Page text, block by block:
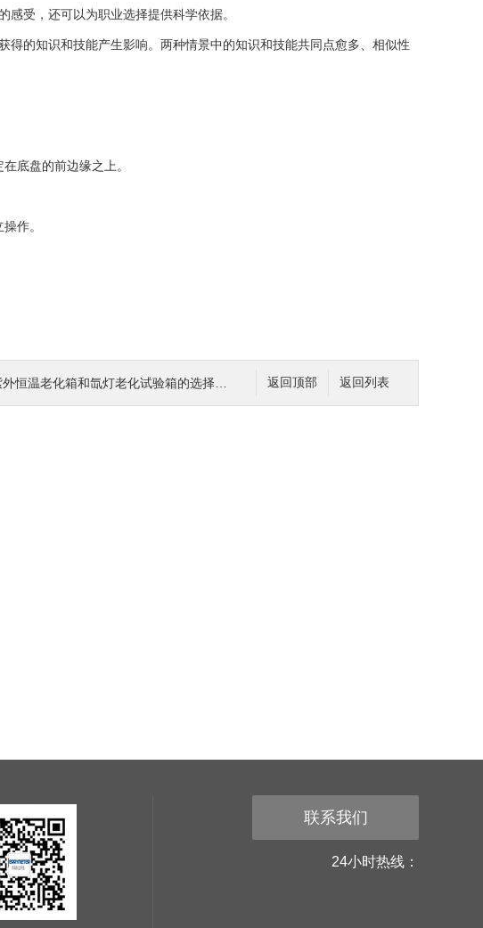
受，还可以为职业选择提供科学依据。
的知识和技能产生影响。两种情景中的知识和技能共同点愈多、相似性
底盘的前边缘之上。
作。
返回列表
返回顶部
恒温老化箱和氙灯老化试验箱的选择方法
联系我们
24小时热线：